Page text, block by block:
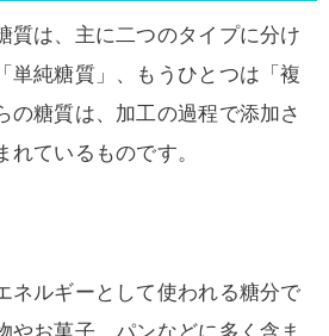
質は、主に二つのタイプに分け
単純糖質」、もうひとつは「複
の糖質は、加工の過程で添加さ
ているものです。
ネルギーとして使われる糖分で